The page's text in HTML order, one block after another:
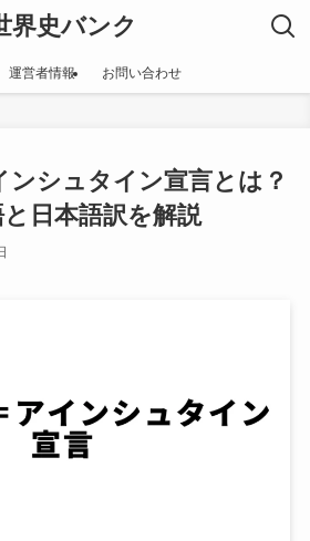
界史バンク
運営者情報 お問い合わせ
ンシュタイン宣言とは？
日本語訳を解説